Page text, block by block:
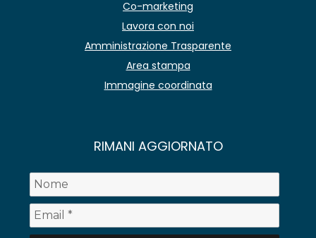
Co-marketing
Lavora con noi
Amministrazione Trasparente
Area stampa
Immagine coordinata
RIMANI AGGIORNATO